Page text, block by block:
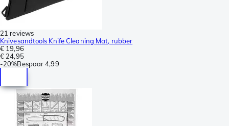
21 reviews
Knivesandtools Knife Cleaning Mat, rubber
€ 19,96
€ 24,95
-20%Bespaar 4,99